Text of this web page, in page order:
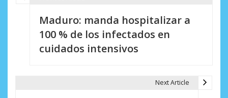
Maduro: manda hospitalizar a
100 % de los infectados en
cuidados intensivos
Next Article